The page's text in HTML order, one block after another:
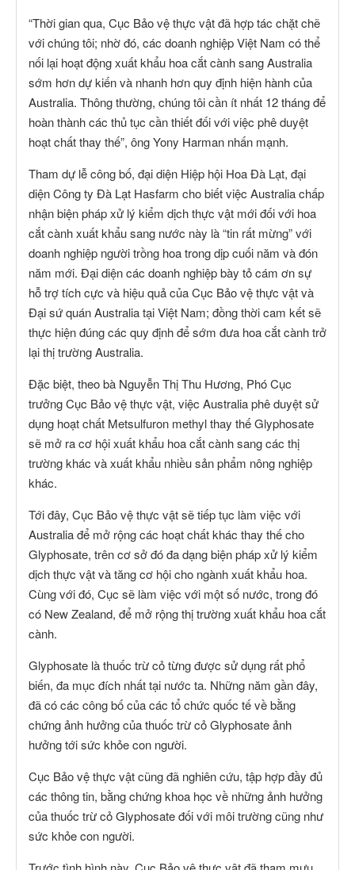
“Thời gian qua, Cục Bảo vệ thực vật đã hợp tác chặt chẽ
với chúng tôi; nhờ đó, các doanh nghiệp Việt Nam có thể
nối lại hoạt động xuất khẩu hoa cắt cành sang Australia
sớm hơn dự kiến và nhanh hơn quy định hiện hành của
Australia. Thông thường, chúng tôi cần ít nhất 12 tháng để
hoàn thành các thủ tục cần thiết đối với việc phê duyệt
hoạt chất thay thế”, ông Yony Harman nhấn mạnh.
Tham dự lễ công bố, đại diện Hiệp hội Hoa Đà Lạt, đại
diện Công ty Đà Lạt Hasfarm cho biết việc Australia chấp
nhận biện pháp xử lý kiểm dịch thực vật mới đối với hoa
cắt cành xuất khẩu sang nước này là “tin rất mừng” với
doanh nghiệp người trồng hoa trong dịp cuối năm và đón
năm mới. Đại diện các doanh nghiệp bày tỏ cám ơn sự
hỗ trợ tích cực và hiệu quả của Cục Bảo vệ thực vật và
Đại sứ quán Australia tại Việt Nam; đồng thời cam kết sẽ
thực hiện đúng các quy định để sớm đưa hoa cắt cành trở
lại thị trường Australia.
Đặc biệt, theo bà Nguyễn Thị Thu Hương, Phó Cục
trưởng Cục Bảo vệ thực vật, việc Australia phê duyệt sử
dụng hoạt chất Metsulfuron methyl thay thế Glyphosate
sẽ mở ra cơ hội xuất khẩu hoa cắt cành sang các thị
trường khác và xuất khẩu nhiều sản phẩm nông nghiệp
khác.
Tới đây, Cục Bảo vệ thực vật sẽ tiếp tục làm việc với
Australia để mở rộng các hoạt chất khác thay thế cho
Glyphosate, trên cơ sở đó đa dạng biện pháp xử lý kiểm
dịch thực vật và tăng cơ hội cho ngành xuất khẩu hoa.
Cùng với đó, Cục sẽ làm việc với một số nước, trong đó
có New Zealand, để mở rộng thị trường xuất khẩu hoa cắt
cành.
Glyphosate là thuốc trừ cỏ từng được sử dụng rất phổ
biến, đa mục đích nhất tại nước ta. Những năm gần đây,
đã có các công bố của các tổ chức quốc tế về bằng
chứng ảnh hưởng của thuốc trừ cỏ Glyphosate ảnh
hưởng tới sức khỏe con người.
Cục Bảo vệ thực vật cũng đã nghiên cứu, tập hợp đầy đủ
các thông tin, bằng chứng khoa học về những ảnh hưởng
của thuốc trừ cỏ Glyphosate đối với môi trường cũng như
sức khỏe con người.